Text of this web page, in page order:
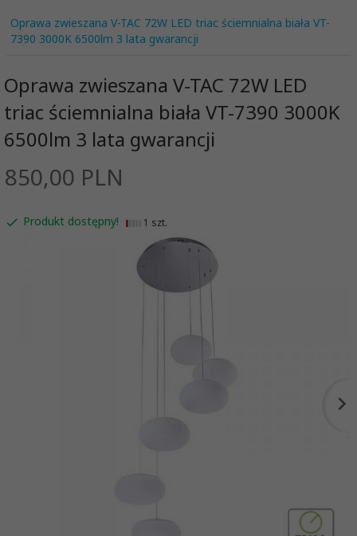
Oprawa zwieszana V-TAC 72W LED triac ściemnialna biała VT-
7390 3000K 6500lm 3 lata gwarancji
Oprawa zwieszana V-TAC 72W LED
triac ściemnialna biała VT-7390 3000K
6500lm 3 lata gwarancji
850,00 PLN
Produkt dostępny! 1 szt.